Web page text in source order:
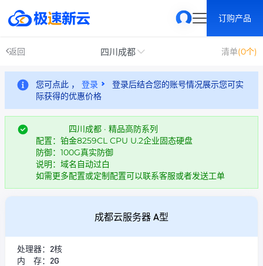
订购产品
返回 四川成都 清单(0个)
您可点此 ， 登录
登录后结合您的账号情况展示您可实
际获得的优惠价格
四川成都 · 精品高防系列
配置：铂金8259CL CPU U.2企业固态硬盘
防御：100G真实防御
说明：域名自动过白
如需更多配置或定制配置可以联系客服或者发送工单
成都云服务器 A型
处理器：2核
内 存：2G